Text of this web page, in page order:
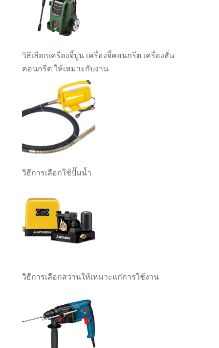
วิธีเลือกเครื่องจี้ปูน เครื่องจี้คอนกรีต เครื่องสั่น
คอนกรีต ให้เหมาะกับงาน
วิธีการเลือกใช้ปั๊มน้ำ
วิธีการเลือกสว่านให้เหมาะแก่การใช้งาน